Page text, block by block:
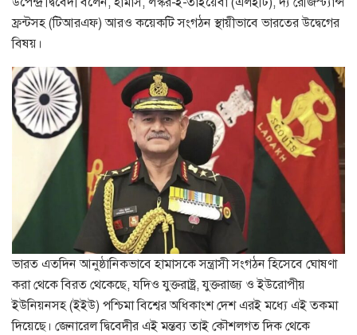
ফ্রন্টসহ (টিআরএফ) আরও কয়েকটি সংগঠন স্থায়ীভাবে ভারতের উদ্বেগের
বিষয়।
ভারত এতদিন আনুষ্ঠানিকভাবে হামাসকে সন্ত্রাসী সংগঠন হিসেবে ঘোষণা
করা থেকে বিরত থেকেছে, যদিও যুক্তরাষ্ট্র, যুক্তরাজ্য ও ইউরোপীয়
ইউনিয়নসহ (ইইউ) পশ্চিমা বিশ্বের অধিকাংশ দেশ এরই মধ্যে এই তকমা
দিয়েছে। জেনারেল দ্বিবেদীর এই মন্তব্য তাই কৌশলগত দিক থেকে